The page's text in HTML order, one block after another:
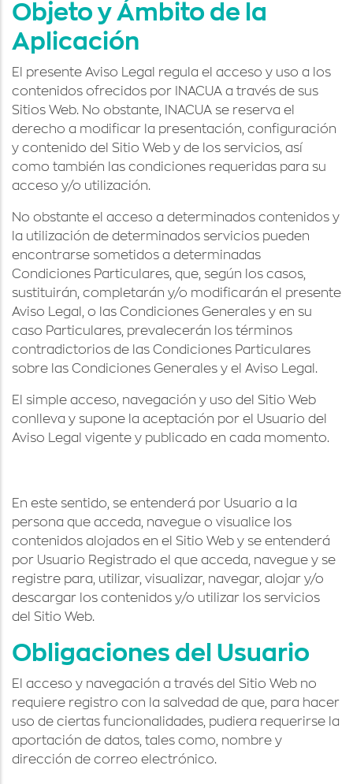
Objeto y Ámbito de la
Aplicación
El presente Aviso Legal regula el acceso y uso a los
contenidos ofrecidos por INACUA a través de sus
Sitios Web. No obstante, INACUA se reserva el
derecho a modificar la presentación, configuración
y contenido del Sitio Web y de los servicios, así
como también las condiciones requeridas para su
acceso y/o utilización.
No obstante el acceso a determinados contenidos y
la utilización de determinados servicios pueden
encontrarse sometidos a determinadas
Condiciones Particulares, que, según los casos,
sustituirán, completarán y/o modificarán el presente
Aviso Legal, o las Condiciones Generales y en su
caso Particulares, prevalecerán los términos
contradictorios de las Condiciones Particulares
sobre las Condiciones Generales y el Aviso Legal.
El simple acceso, navegación y uso del Sitio Web
conlleva y supone la aceptación por el Usuario del
Aviso Legal vigente y publicado en cada momento.
En este sentido, se entenderá por Usuario a la
persona que acceda, navegue o visualice los
contenidos alojados en el Sitio Web y se entenderá
por Usuario Registrado el que acceda, navegue y se
registre para, utilizar, visualizar, navegar, alojar y/o
descargar los contenidos y/o utilizar los servicios
del Sitio Web.
Obligaciones del Usuario
El acceso y navegación a través del Sitio Web no
requiere registro con la salvedad de que, para hacer
uso de ciertas funcionalidades, pudiera requerirse la
aportación de datos, tales como, nombre y
dirección de correo electrónico.